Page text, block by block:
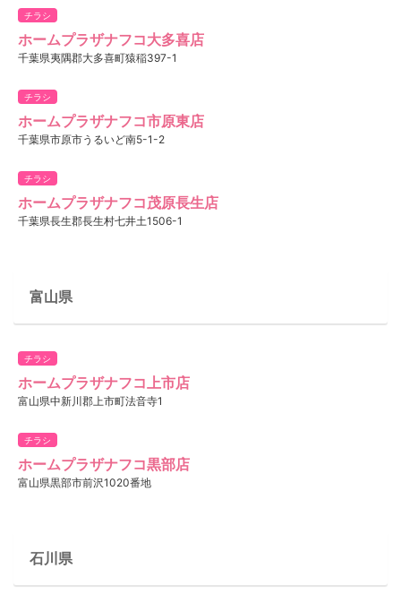
チラシ
ホームプラザナフコ大多喜店
千葉県夷隅郡大多喜町猿稲397-1
チラシ
ホームプラザナフコ市原東店
千葉県市原市うるいど南5-1-2
チラシ
ホームプラザナフコ茂原長生店
千葉県長生郡長生村七井土1506-1
富山県
チラシ
ホームプラザナフコ上市店
富山県中新川郡上市町法音寺1
チラシ
ホームプラザナフコ黒部店
富山県黒部市前沢1020番地
石川県